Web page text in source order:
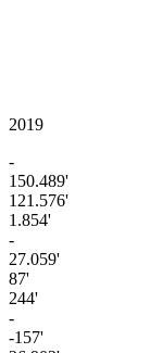
2019
-
150.489'
121.576'
1.854'
-
27.059'
87'
244'
-
-157'